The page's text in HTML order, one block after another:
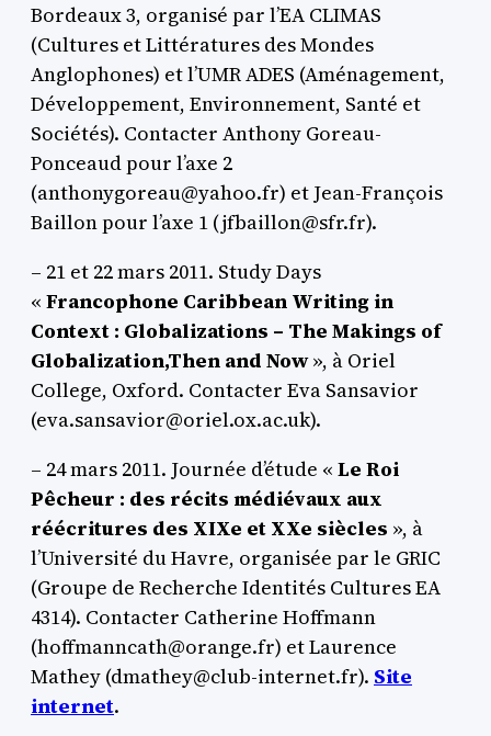
Bordeaux 3, organisé par l’EA CLIMAS
(Cultures et Littératures des Mondes
Anglophones) et l’UMR ADES (Aménagement,
Développement, Environnement, Santé et
Sociétés). Contacter Anthony Goreau-
Ponceaud pour l’axe 2
(anthonygoreau@yahoo.fr) et Jean-François
Baillon pour l’axe 1 (jfbaillon@sfr.fr).
– 21 et 22 mars 2011. Study Days
« Francophone Caribbean Writing in
Context : Globalizations – The Makings of
Globalization,Then and Now», à Oriel
College, Oxford. Contacter Eva Sansavior
(eva.sansavior@oriel.ox.ac.uk).
– 24 mars 2011. Journée d’étude « Le Roi
Pêcheur : des récits médiévaux aux
réécritures des XIXe et XXe siècles », à
l’Université du Havre, organisée par le GRIC
(Groupe de Recherche Identités Cultures EA
4314). Contacter Catherine Hoffmann
(hoffmanncath@orange.fr) et Laurence
Mathey (dmathey@club-internet.fr). Site
internet.